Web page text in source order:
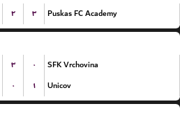
۲ ۳ Puskas FC Academy
۳ ۰
SFK Vrchovina
۰ ۱ Unicov